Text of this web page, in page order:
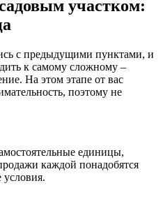
участком:
с предыдущими пунктами, и
к самому сложному –
На этом этапе от вас
поэтому не
единицы,
каждой понадобятся